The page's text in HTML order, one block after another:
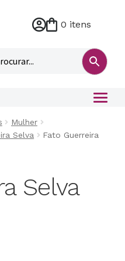
M 0 itens
Mulher
Selva
Fato Guerreira
Selva